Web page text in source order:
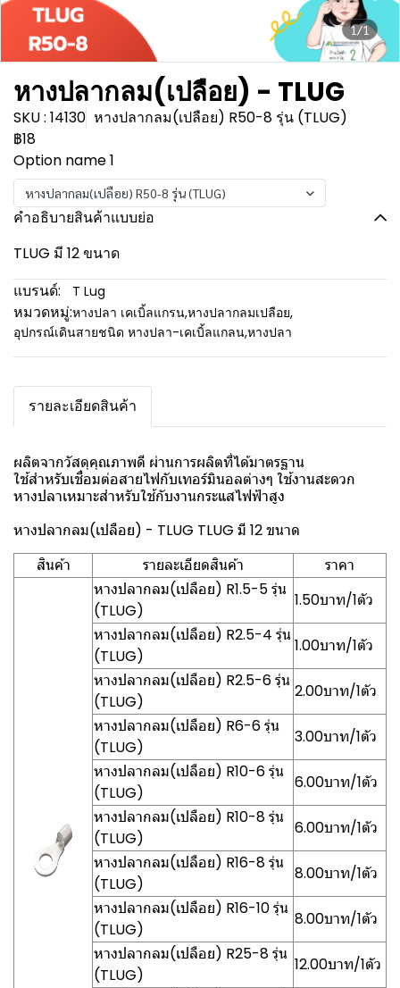
1/1
หางปลากลม(เปลือย) - TLUG
SKU : 14130 หางปลากลม(เปลือย) R50-8 รุ่น (TLUG)
฿18
Option name 1
หางปลากลม(เปลือย) R50-8 รุ่น (TLUG)
คำอธิบายสินค้าแบบย่อ
TLUG มี 12 ขนาด
แบรนด์:
T Lug
หมวดหมู่:หางปลา เคเบิ้ลแกรน,หางปลากลมเปลือย,
อุปกรณ์เดินสายชนิด หางปลา-เคเบิ้ลแกลน,หางปลา
รายละเอียดสินค้า
ผลิตจากวัสดุคุณภาพดี ผ่านการผลิตที่ได้มาตรฐาน
ใช้สำหรับเชื่อมต่อสายไฟกับเทอร์มินอลต่างๆ ใช้งานสะดวก
หางปลาเหมาะสำหรับใช้กับงานกระแสไฟฟ้าสูง
หางปลากลม(เปลือย) - TLUG TLUG มี 12 ขนาด
สินค้า
รายละเอียดสินค้า
ราคา
หางปลากลม(เปลือย) R1.5-5 รุ่น
(TLUG)
1.50บาท/1ตัว
หางปลากลม(เปลือย) R2.5-4 รุ่น
(TLUG)
1.00บาท/1ตัว
หางปลากลม(เปลือย) R2.5-6 รุ่น
(TLUG)
2.00บาท/1ตัว
หางปลากลม(เปลือย) R6-6 รุ่น
(TLUG)
3.00บาท/1ตัว
หางปลากลม(เปลือย) R10-6 รุ่น
(TLUG)
6.00บาท/1ตัว
หางปลากลม(เปลือย) R10-8 รุ่น
(TLUG)
6.00บาท/1ตัว
หางปลากลม(เปลือย) R16-8 รุ่น
(TLUG)
8.00บาท/1ตัว
หางปลากลม(เปลือย) R16-10 รุ่น
(TLUG)
8.00บาท/1ตัว
หางปลากลม(เปลือย) R25-8 รุ่น
(TLUG)
12.00บาท/1ตัว